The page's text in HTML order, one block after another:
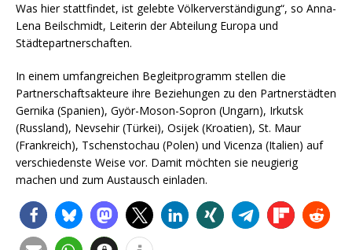
Was hier stattfindet, ist gelebte Völkerverständigung“, so Anna-
Lena Beilschmidt, Leiterin der Abteilung Europa und
Städtepartnerschaften.
In einem umfangreichen Begleitprogramm stellen die
Partnerschaftsakteure ihre Beziehungen zu den Partnerstädten
Gernika (Spanien), Györ-Moson-Sopron (Ungarn), Irkutsk
(Russland), Nevsehir (Türkei), Osijek (Kroatien), St. Maur
(Frankreich), Tschenstochau (Polen) und Vicenza (Italien) auf
verschiedenste Weise vor. Damit möchten sie neugierig
machen und zum Austausch einladen.